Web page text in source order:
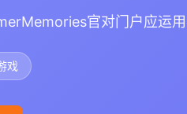
官对门户应运
戏